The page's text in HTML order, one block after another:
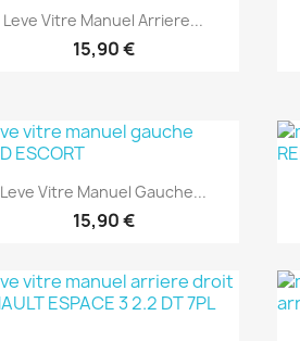
Aperçu rapide
Leve Vitre Manuel Arriere...
15,90 €
Aperçu rapide
Leve Vitre Manuel Gauche...
15,90 €